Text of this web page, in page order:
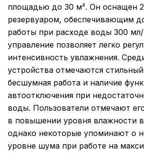
площадью до 30 м². Он оснащен
резервуаром, обеспечивающим
работы при расходе воды 300
управление позволяет легко
интенсивность увлажнения.
устройства отмечаются
бесшумная работа и наличие
автоотключения при
воды. Пользователи отмечают
в повышении уровня влажности
однако некоторые упоминают о
уровне шума при работе на